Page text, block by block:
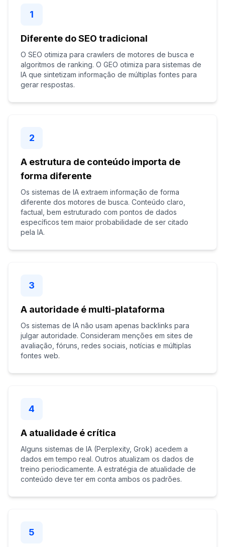
1
Diferente do SEO tradicional
O SEO otimiza para crawlers de motores de busca e
algoritmos de ranking. O GEO otimiza para sistemas de
IA que sintetizam informação de múltiplas fontes para
gerar respostas.
2
A estrutura de conteúdo importa de
forma diferente
Os sistemas de IA extraem informação de forma
diferente dos motores de busca. Conteúdo claro,
factual, bem estruturado com pontos de dados
específicos tem maior probabilidade de ser citado
pela IA.
3
A autoridade é multi-plataforma
Os sistemas de IA não usam apenas backlinks para
julgar autoridade. Consideram menções em sites de
avaliação, fóruns, redes sociais, notícias e múltiplas
fontes web.
4
A atualidade é crítica
Alguns sistemas de IA (Perplexity, Grok) acedem a
dados em tempo real. Outros atualizam os dados de
treino periodicamente. A estratégia de atualidade de
conteúdo deve ter em conta ambos os padrões.
5